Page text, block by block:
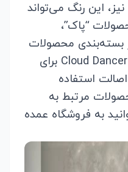
این رنگ می‌تواند
“پاک”،
بسته‌بندی محصولات
تا رنگ لاک ناخن، برندها از Cloud Dancer برای
استفاده
مرتبط به
به فروشگاه عمده